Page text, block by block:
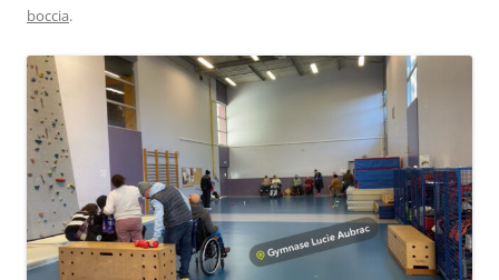
boccia.